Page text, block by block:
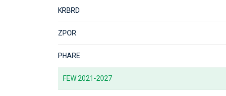
KRBRD
ZPOR
PHARE
FEW 2021-2027